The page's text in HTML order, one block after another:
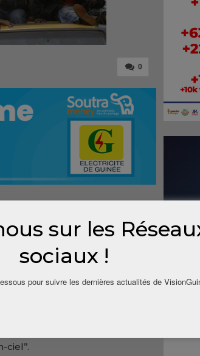
0
la Direction nationale
(RPG) Arc-en-Ciel a
qualifie de ‘’tentative
met en garde contre
des sections issus des
créer de faux
éhontément l’effigie du
sur les
sociaux !
pour suivre les dernières actualités de